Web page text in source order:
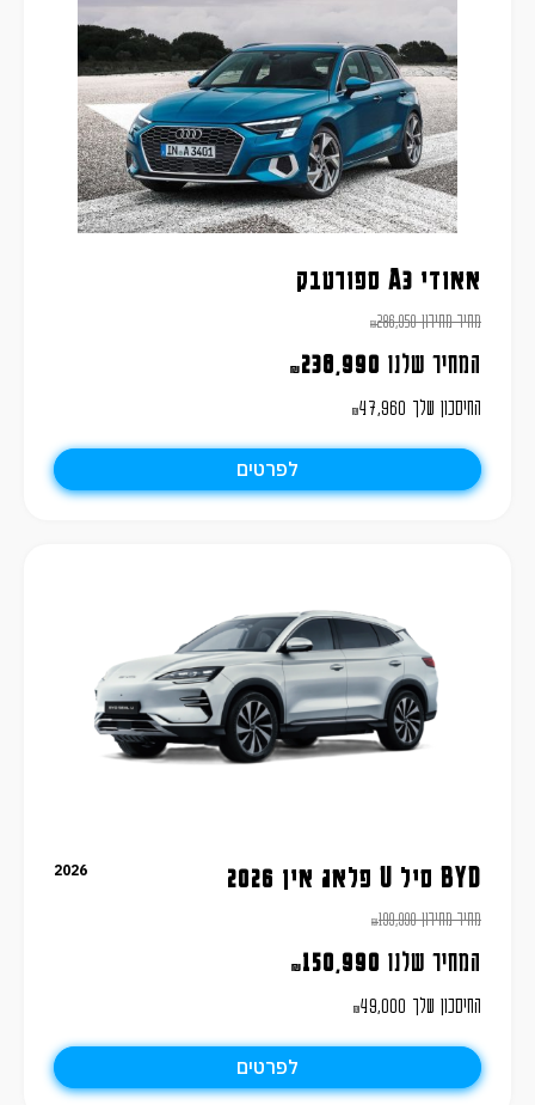
אאודי A3 ספורטבק
מחיר מחירון ₪286,950
המחיר שלנו ₪238,990
החיסכון שלך ₪47,960
לפרטים
BYD סיל U פלאג אין 2026
מחיר מחירון ₪199,990
המחיר שלנו ₪150,990
החיסכון שלך ₪49,000
2026
לפרטים